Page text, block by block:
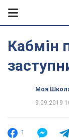
Кабмін
Моя
9.09.2019
1